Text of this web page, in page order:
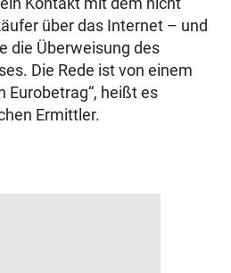
über das Internet – und
die Überweisung des
Die Rede ist von einem
Eurobetrag“, heißt es
Ermittler.